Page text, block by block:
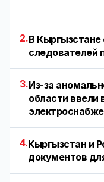
2.В Кыргызстане
следователей
3.Из-за
области ввели
4.Кыргызстан и
документов